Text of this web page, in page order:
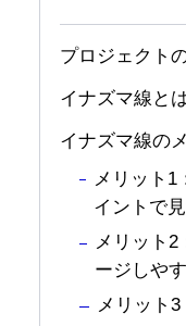
プロジェクト
イナズマ線と
イナズマ線の
メリット1
イントで
メリット2
ージしや
メリット